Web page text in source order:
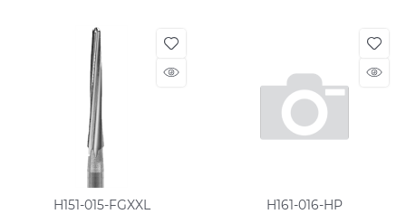
H151-015-FGXXL
H161-016-HP